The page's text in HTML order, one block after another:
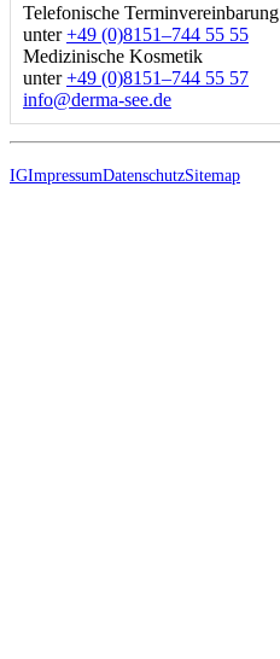
Telefonische Terminvereinbarung
unter+49 (0)8151–744 55 55
Medizinische Kosmetik
unter+49 (0)8151–744 55 57
ed.ees-amred@ofni
IGImpressumDatenschutzSitemap